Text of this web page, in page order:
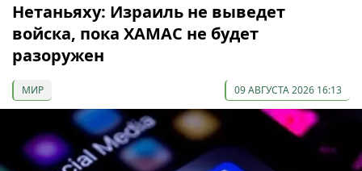
Нетаньяху: Израиль не выведет
войска, пока ХАМАС не будет
разоружен
МИР 09 АВГУСТА 2026 16:13